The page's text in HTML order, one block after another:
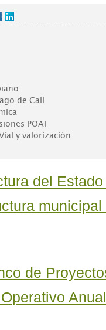
de Cali
POAI
y valorización
del
de